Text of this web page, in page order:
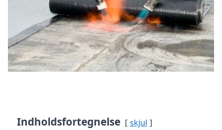
Indholdsfortegnelse skjul